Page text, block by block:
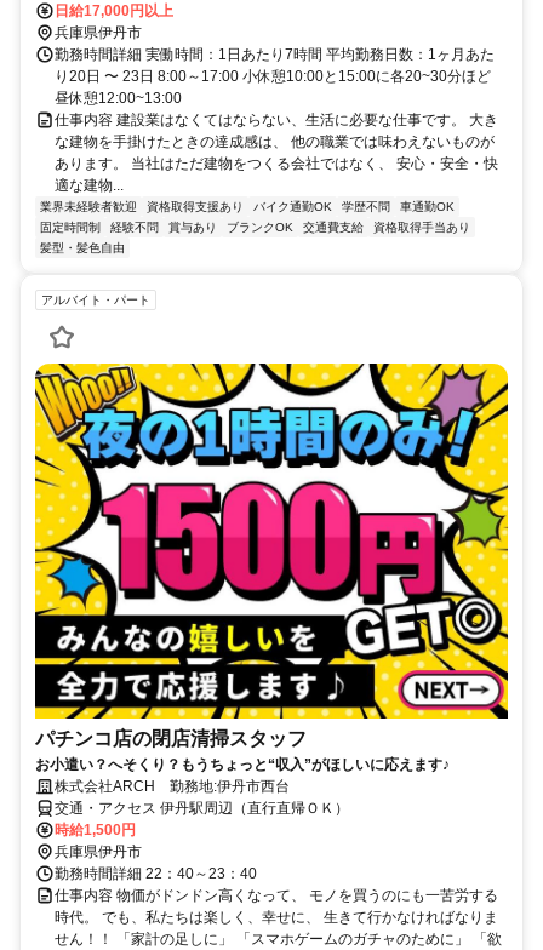
帰
日給17,000円以上
兵庫県伊丹市
勤務時間詳細 実働時間：1日あたり7時間 平均勤務日数：1ヶ月あた
り20日 〜 23日 8:00～17:00 小休憩10:00と15:00に各20~30分ほど
昼休憩12:00~13:00
仕事内容 建設業はなくてはならない、生活に必要な仕事です。 大き
な建物を手掛けたときの達成感は、 他の職業では味わえないものが
あります。 当社はただ建物をつくる会社ではなく、 安心・安全・快
適な建物...
業界未経験者歓迎 資格取得支援あり バイク通勤OK 学歴不問
車通勤OK
固定時間制
経験不問 賞与あり ブランクOK 交通費支給
資格取得手当あり
髪型・髪色自由
アルバイト・パート
パチンコ店の閉店清掃スタッフ
お小遣い？へそくり？もうちょっと“収入”がほしいに応えます♪
株式会社ARCH 勤務地:伊丹市西台
交通・アクセス 伊丹駅周辺（直行直帰ＯＫ）
時給1,500円
兵庫県伊丹市
勤務時間詳細 22：40～23：40
仕事内容 物価がドンドン高くなって、 モノを買うのにも一苦労する
時代。 でも、私たちは楽しく、幸せに、 生きて行かなければなりま
せん！！ 「家計の足しに」 「スマホゲームのガチャのために」 「欲